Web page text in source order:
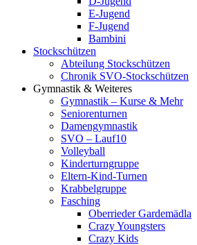
E-Jugend
F-Jugend
Bambini
Stockschützen
Abteilung Stockschützen
Chronik SVO-Stockschützen
Gymnastik & Weiteres
Gymnastik – Kurse & Mehr
Seniorenturnen
Damengymnastik
SVO – Lauf10
Volleyball
Kinderturngruppe
Eltern-Kind-Turnen
Krabbelgruppe
Fasching
Oberrieder Gardemädla
Crazy Youngsters
Crazy Kids